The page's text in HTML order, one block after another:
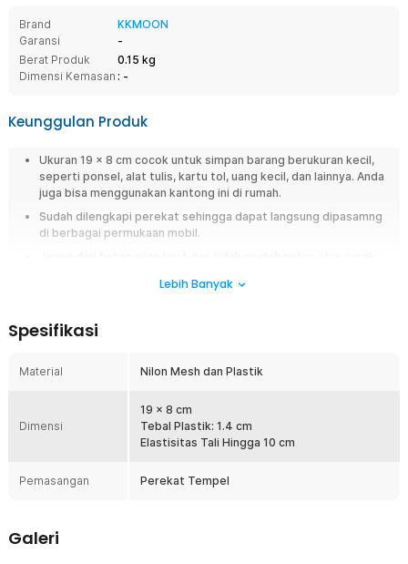
Brand
KKMOON
Garansi
-
Berat Produk
0.15 kg
Dimensi Kemasan : -
Keunggulan Produk
Ukuran 19 x 8 cm cocok untuk simpan barang berukuran kecil,
seperti ponsel, alat tulis, kartu tol, uang kecil, dan lainnya. Anda
juga bisa menggunakan kantong ini di rumah.
Sudah dilengkapi perekat sehingga dapat langsung dipasamng
di berbagai permukaan mobil.
KKMOON kantong jaring aksesoris mobil adalah solusi praktis untuk
Dengan desain jaring elastis dan ukuran ringkas, organizer ini dapat
kecil tanpa membuat kabin mobil berantakan.
Organizer Praktis untuk Barang Kecil
hingga aksesori mobil lainnya. Dengan ukuran 19 x 8 cm, barang
Lebih Banyak
Spesifikasi
Material Nilon Mesh dan Plastik
Dimensi
19 x 8 cm
Tebal Plastik: 1.4 cm
Elastisitas Tali Hingga 10 cm
Pemasangan Perekat Tempel
Galeri